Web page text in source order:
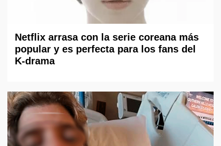
Netflix arrasa con la serie coreana más
popular y es perfecta para los fans del
K-drama